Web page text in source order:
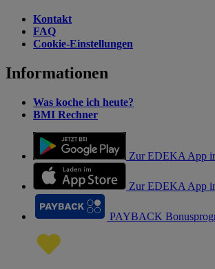
Kontakt
FAQ
Cookie-Einstellungen
Informationen
Was koche ich heute?
BMI Rechner
Zur EDEKA App
Zur EDEKA App
PAYBACK